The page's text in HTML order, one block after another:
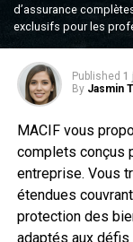
d’assurance
exclusifs pour les
Published 1
By Jasmin
MACIF vous
complets conçus
entreprise. Vous
étendues
protection des
adaptés aux